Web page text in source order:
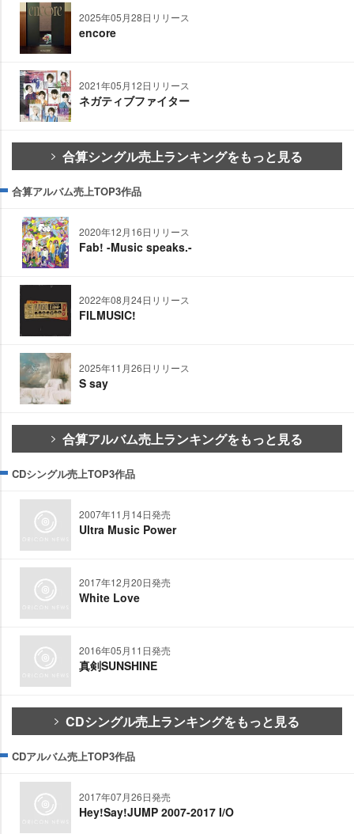
2025年05月28日リリース
encore
2021年05月12日リリース
ネガティブファイター
合算シングル売上ランキングをもっと見る
合算アルバム売上TOP3作品
2020年12月16日リリース
Fab! -Music speaks.-
2022年08月24日リリース
FILMUSIC!
2025年11月26日リリース
S say
合算アルバム売上ランキングをもっと見る
CDシングル売上TOP3作品
2007年11月14日発売
Ultra Music Power
2017年12月20日発売
White Love
2016年05月11日発売
真剣SUNSHINE
CDシングル売上ランキングをもっと見る
CDアルバム売上TOP3作品
2017年07月26日発売
Hey!Say!JUMP 2007-2017 I/O